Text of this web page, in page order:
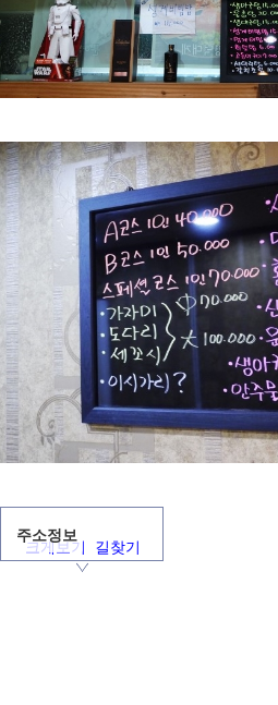
크게보기 길찾기
주소정보